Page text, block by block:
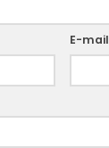
E-mail